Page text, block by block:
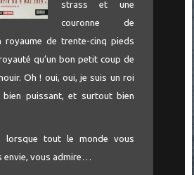
strass et une
couronne de
royaume de trente-cinq pieds
qu’un bon petit coup de
Oh ! oui, oui, je suis un roi
bien puissant, et surtout bien
lorsque tout le monde vous
envie, vous admire…